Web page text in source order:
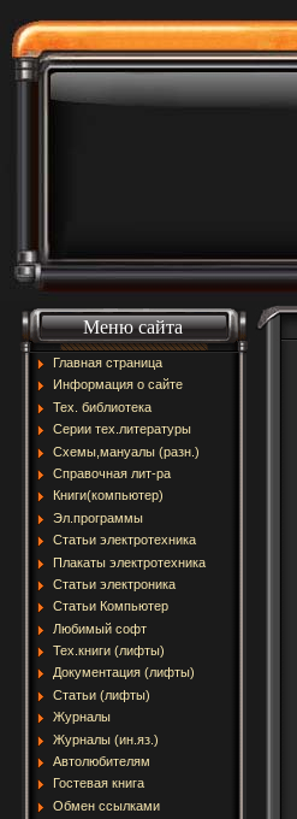
Меню сайта
Главная страница
Информация о сайте
Тех. библиотека
Серии тех.литературы
Схемы,мануалы (разн.)
Справочная лит-ра
Книги(компьютер)
Эл.программы
Статьи электротехника
Плакаты электротехника
Статьи электроника
Статьи Компьютер
Любимый софт
Тех.книги (лифты)
Документация (лифты)
Статьи (лифты)
Журналы
Журналы (ин.яз.)
Автолюбителям
Гостевая книга
Обмен ссылками